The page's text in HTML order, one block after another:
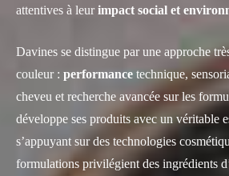
attentives à leurimpact social et
Davines se distingue par une approche
couleur : performance technique,
cheveu et recherche avancée sur les
développe ses produits avec un véritable
s’appuyant sur des technologies
formulations privilégient des ingrédients